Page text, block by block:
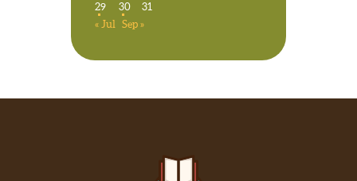
29
30
31
« Jul Sep »